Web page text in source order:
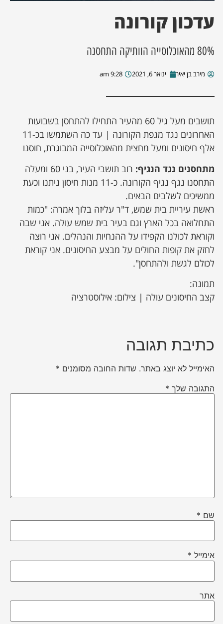
מסע מלחמה
השבוע
עסקים
עדכון קורונה
80% מהאוכלוסייה הוותיקה התחסנה
מירב בן יאיר ינואר 6, 2021 9:28 am
תושבים מעל גיל 60 מהעיר התחילו להתחסן בשבועות
האחרונים נגד מגפת הקורונה | עד כה השתמשו בכ-11
אלף חיסונים ומעל מחצית מהאוכלוסייה המבוגרת, חוסנו
מתחסנים נגד הנגיף:
רוב תושבי העיר, בני 60 ומעלה
התחסנו נגף נגיף הקורונה. כ-11 מנות חיסון ניתנו וכעת
ממשיכים לשלבים הבאים.
ראשת עיריית בית שמש, ד"ר עליזה בלוך אמרה: "כמות
התחלואה בכל הארץ וגם בעיר בית שמש עולה. אני שבה
וקוראת לכולנו הקפידו על ההנחיות והנהלים. אני רוצה
לחזק את קופות החולים על מבצע החיסונים. אני קוראת
לכולם לגשת ולהתחסן".
תמונה:
קצב החיסונים עולה | צילום: אילוסטרציה
כתיבת תגובה
האימייל לא יוצג באתר. שדות החובה מסומנים *
התגובה שלך *
שם *
אימייל *
אתר